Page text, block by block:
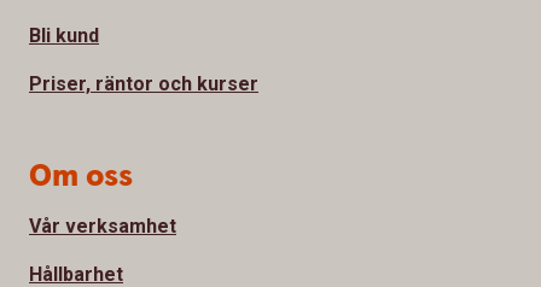
Bli kund
Priser, räntor och kurser
Om oss
Vår verksamhet
Hållbarhet